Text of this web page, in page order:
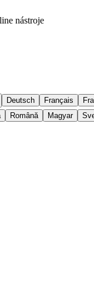
nástroje
Deutsch Français
Română Magyar